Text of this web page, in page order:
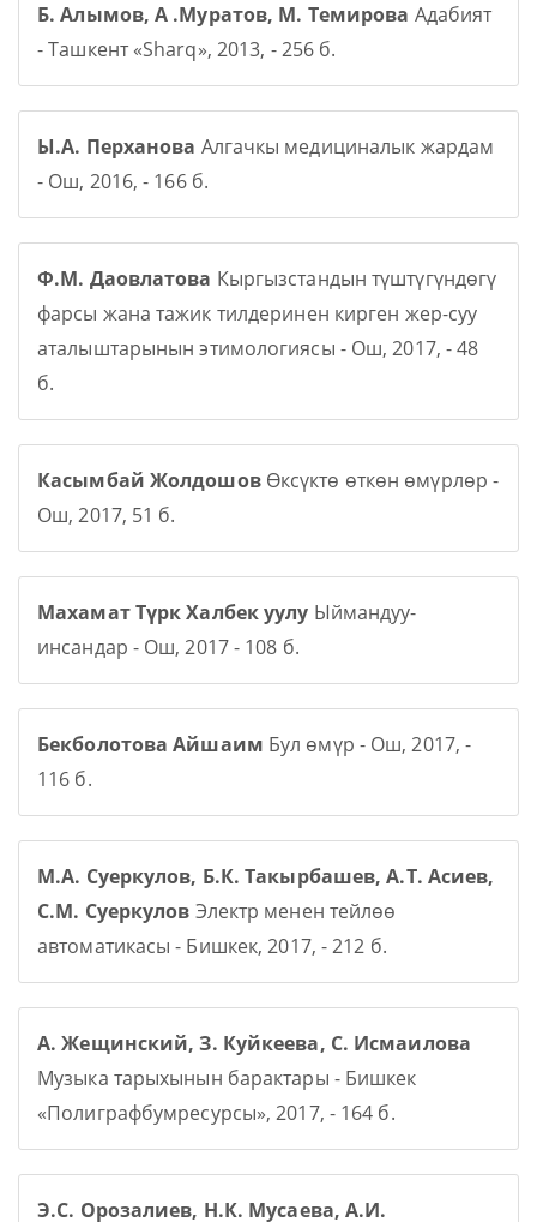
Б. Алымов, А .Муратов, М. Темирова Адабият
- Ташкент «Sharq», 2013, - 256 б.
Ы.А. Перханова Алгачкы медициналык жардам
- Ош, 2016, - 166 б.
Ф.М. Даовлатова Кыргызстандын түштүгүндөгү
фарсы жана тажик тилдеринен кирген жер-суу
аталыштарынын этимологиясы - Ош, 2017, - 48
б.
Касымбай Жолдошов Өксүктө өткөн өмүрлөр -
Ош, 2017, 51 б.
Махамат Түрк Халбек уулу Ыймандуу-
инсандар - Ош, 2017 - 108 б.
Бекболотова Айшаим Бул өмүр - Ош, 2017, -
116 б.
М.А. Суеркулов, Б.К. Такырбашев, А.Т. Асиев,
С.М. Суеркулов Электр менен тейлөө
автоматикасы - Бишкек, 2017, - 212 б.
А. Жещинский, З. Куйкеева, С. Исмаилова
Музыка тарыхынын барактары - Бишкек
«Полиграфбумресурсы», 2017, - 164 б.
Э.С. Орозалиев, Н.К. Мусаева, А.И.